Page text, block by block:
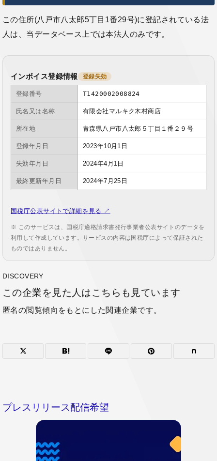
この住所(八戸市八太郎5丁目1番29号)に登記されている法
人は、当データベース上では本法人のみです。
インボイス登録情報 登録失効
登録番号 T1420002008824
氏名又は名称 有限会社マルキク木村商店
所在地 青森県八戸市八太郎５丁目１番２９号
登録年月日 2023年10月1日
失効年月日 2024年4月1日
最終更新年月日 2024年7月25日
国税庁公表サイトで詳細を見る ↗
※ このサービスは、国税庁適格請求書発行事業者公表サイトのデータを
利用して作成しています。サービスの内容は国税庁によって保証された
ものではありません。
DISCOVERY
この企業を見た人はこちらも見ています
匿名の閲覧傾向をもとにした関連企業です。
プレスリリース配信希望